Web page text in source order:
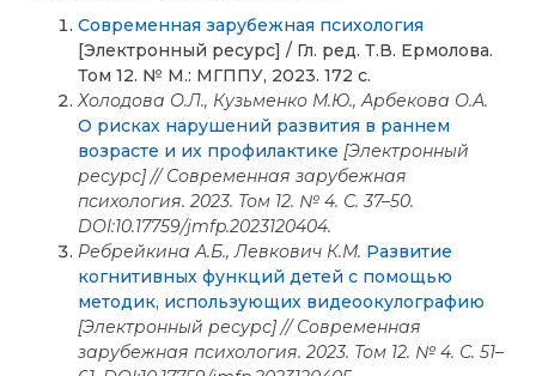
Современная зарубежная психология
[Электронный ресурс] / Гл. ред. Т.В. Ермолова.
Том 12. № М.: МГППУ, 2023. 172 с.
Холодова О.Л., Кузьменко М.Ю., Арбекова О.А.
О рисках нарушений развития в раннем
возрасте и их профилактике [Электронный
ресурс] // Современная зарубежная
психология. 2023. Том 12. № 4. С. 37–50.
DOI:10.17759/jmfp.2023120404.
Ребрейкина А.Б., Левкович К.М. Развитие
когнитивных функций детей с помощью
методик, использующих видеоокулографию
[Электронный ресурс] // Современная
зарубежная психология. 2023. Том 12. № 4. С. 51–